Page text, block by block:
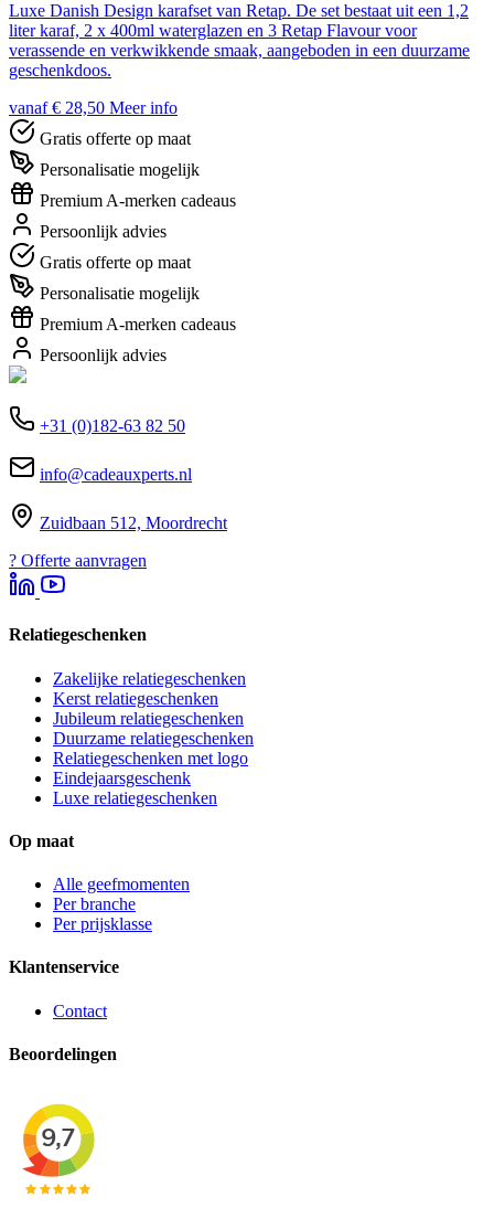
Luxe Danish Design karafset van Retap. De set bestaat uit een 1,2
liter karaf, 2 x 400ml waterglazen en 3 Retap Flavour voor
verassende en verkwikkende smaak, aangeboden in een duurzame
geschenkdoos.
vanaf € 28,50 Meer info
Gratis offerte op maat
Personalisatie mogelijk
Premium A-merken cadeaus
Persoonlijk advies
Gratis offerte op maat
Personalisatie mogelijk
Premium A-merken cadeaus
Persoonlijk advies
+31 (0)182-63 82 50
info@cadeauxperts.nl
Zuidbaan 512, Moordrecht
? Offerte aanvragen
Relatiegeschenken
Zakelijke relatiegeschenken
Kerst relatiegeschenken
Jubileum relatiegeschenken
Duurzame relatiegeschenken
Relatiegeschenken met logo
Eindejaarsgeschenk
Luxe relatiegeschenken
Op maat
Alle geefmomenten
Per branche
Per prijsklasse
Klantenservice
Contact
Beoordelingen